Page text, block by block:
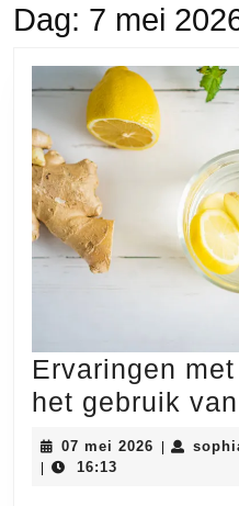
Dag: 7 mei
Ervaringen
het gebruik
07 mei 2026 07|
| 16:13